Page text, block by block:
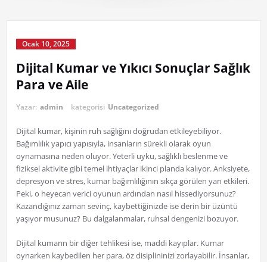
Ocak 10, 2025
Dijital Kumar ve Yıkıcı Sonuçlar Sağlık
Para ve Aile
Yazar: admin kategorisi Uncategorized
Dijital kumar, kişinin ruh sağlığını doğrudan etkileyebiliyor.
Bağımlılık yapıcı yapısıyla, insanların sürekli olarak oyun
oynamasına neden oluyor. Yeterli uyku, sağlıklı beslenme ve
fiziksel aktivite gibi temel ihtiyaçlar ikinci planda kalıyor. Anksiyete,
depresyon ve stres, kumar bağımlılığının sıkça görülen yan etkileri.
Peki, o heyecan verici oyunun ardından nasıl hissediyorsunuz?
Kazandığınız zaman sevinç, kaybettiğinizde ise derin bir üzüntü
yaşıyor musunuz? Bu dalgalanmalar, ruhsal dengenizi bozuyor.
Dijital kumarın bir diğer tehlikesi ise, maddi kayıplar. Kumar
oynarken kaybedilen her para, öz disiplininizi zorlayabilir. İnsanlar,